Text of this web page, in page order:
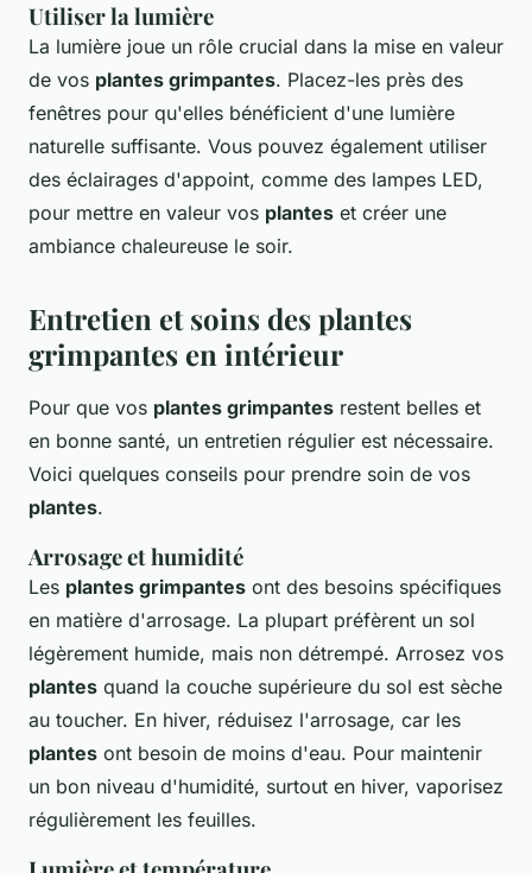
Utiliser la lumière
La lumière joue un rôle crucial dans la mise en valeur
de vos plantes grimpantes. Placez-les près des
fenêtres pour qu'elles bénéficient d'une lumière
naturelle suffisante. Vous pouvez également utiliser
des éclairages d'appoint, comme des lampes LED,
pour mettre en valeur vos plantes et créer une
ambiance chaleureuse le soir.
Entretien et soins des plantes
grimpantes en intérieur
Pour que vos plantes grimpantes restent belles et
en bonne santé, un entretien régulier est nécessaire.
Voici quelques conseils pour prendre soin de vos
plantes.
Arrosage et humidité
Les plantes grimpantes ont des besoins spécifiques
en matière d'arrosage. La plupart préfèrent un sol
légèrement humide, mais non détrempé. Arrosez vos
plantes quand la couche supérieure du sol est sèche
au toucher. En hiver, réduisez l'arrosage, car les
plantes ont besoin de moins d'eau. Pour maintenir
un bon niveau d'humidité, surtout en hiver, vaporisez
régulièrement les feuilles.